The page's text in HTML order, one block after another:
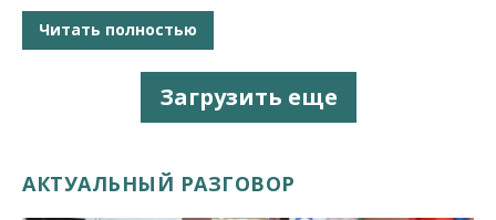
Читать полностью
Загрузить еще
АКТУАЛЬНЫЙ РАЗГОВОР